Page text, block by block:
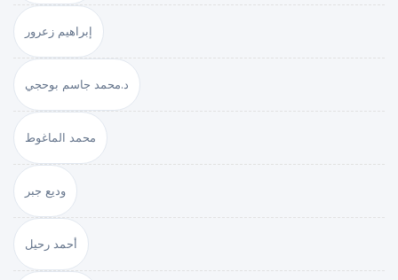
إبراهيم زعرور
د.محمد جاسم بوحجي
محمد الماغوط
وديع جبر
أحمد رحيل